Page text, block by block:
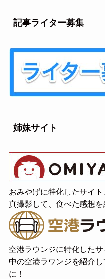
記事ライター募集
姉妹サイト
おみやげに特化したサイ
真撮影して、食べた感想を
空港ラウンジに特化した
中の空港ラウンジを紹介
に！